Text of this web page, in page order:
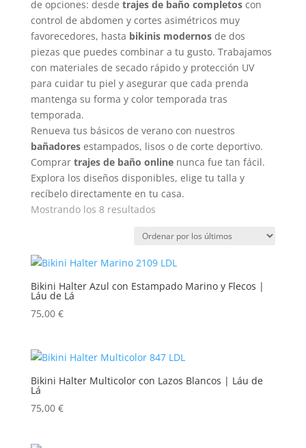
de opciones: desde trajes de baño completoscon
control de abdomen y cortes asimétricos muy
favorecedores, hasta bikinis modernosde dos
piezas que puedes combinar a tu gusto. Trabajamos
con materiales de secado rápido y protección UV
para cuidar tu piel y asegurar que cada prenda
mantenga su forma y color temporada tras
temporada.
Renueva tus básicos de verano con nuestros
bañadoresestampados, lisos o de corte deportivo.
Comprar trajes de baño onlinenunca fue tan fácil.
Explora los diseños disponibles, elige tu talla y
recíbelo directamente en tu casa.
Mostrando los 8 resultadosOrdenado
los
Bikini Halter Azul con Estampado Marino y Flecos |
Láu de Lá
75,00 €
Bikini Halter Multicolor con Lazos Blancos | Láu de
Lá
75,00 €